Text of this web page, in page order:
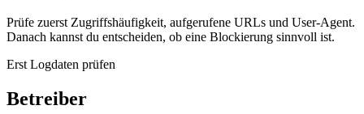
Prüfe zuerst Zugriffshäufigkeit, aufgerufene URLs und User-Agent.
Danach kannst du entscheiden, ob eine Blockierung sinnvoll ist.
Erst Logdaten prüfen
Betreiber